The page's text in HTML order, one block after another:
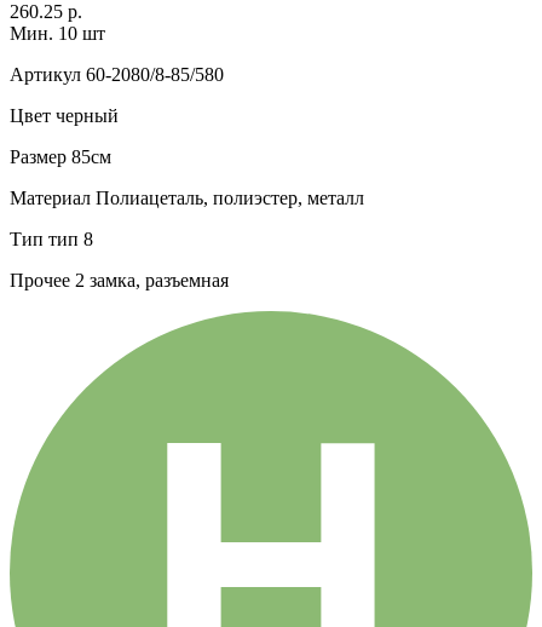
260.25 р.
Мин. 10 шт
Артикул 60-2080/8-85/580
Цвет черный
Размер 85см
Материал Полиацеталь, полиэстер, металл
Тип тип 8
Прочее 2 замка, разъемная